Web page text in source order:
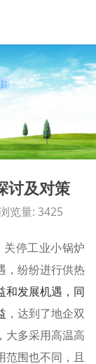
讨及对策
览量: 3425
停工业小锅炉
，纷纷进行供热
和发展机遇，同
，达到了地企双
大多采用高温高
范围也不同，且